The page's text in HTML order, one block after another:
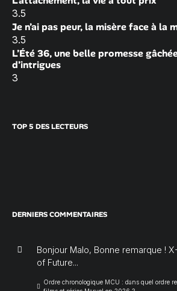
3.5
Je n’ai pas peur, la misère face à la
3.5
L’Été 36, une belle promesse
d’intrigues
3
TOP 5 DES LECTEURS
DERNIERS COMMENTAIRES
Bonjour Malo, Bonne remarque !
of Future...
Ordre chronologique MCU : dans quel ordre